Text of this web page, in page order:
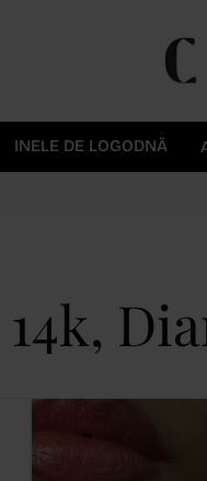
INELE DE LOGODNĂ